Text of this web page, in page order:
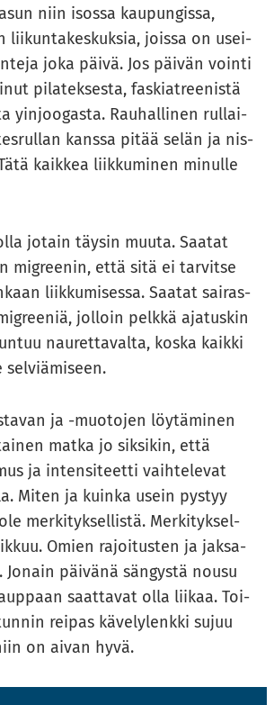
niin isos­sa kau­pun­gis­sa,
lii­kun­ta­kes­kuk­sia, jois­sa on usei­
joka päivä. Jos päi­vän voin­ti
pi­la­tek­ses­ta, fas­kiat­ree­nis­tä
yin­joo­gas­ta. Rau­hal­li­nen rul­lai­
kans­sa pitää selän ja nis­
kaik­kea liik­ku­mi­nen mi­nul­le
jo­tain täy­sin muuta. Saa­tat
migree­nin, että sitä ei tar­vit­se
liik­ku­mi­ses­sa. Saa­tat sai­ras­
jol­loin pelk­kä aja­tus­kin
nau­ret­ta­val­ta, koska kaik­ki
sel­viä­mi­seen.
ja -​muotojen löy­tä­mi­nen
matka jo sik­si­kin, että
ja in­ten­si­teet­ti vaih­te­le­vat
Miten ja kuin­ka usein pys­tyy
mer­ki­tyk­sel­lis­tä. Mer­ki­tyk­sel­
Omien ra­joi­tus­ten ja jak­sa­
Jo­nain päi­vä­nä sän­gys­tä nousu
saat­ta­vat olla lii­kaa. Toi­
rei­pas kä­ve­ly­lenk­ki sujuu
on aivan hyvä.